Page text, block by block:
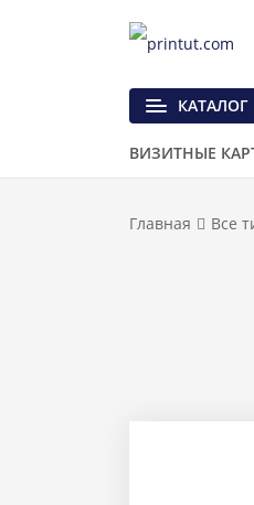
КАТАЛОГ
ВИЗИТНЫЕ
Главная Все